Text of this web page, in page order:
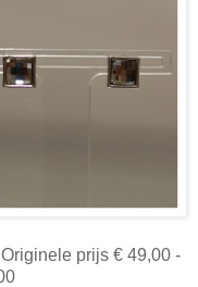
prijs € 49,00 -